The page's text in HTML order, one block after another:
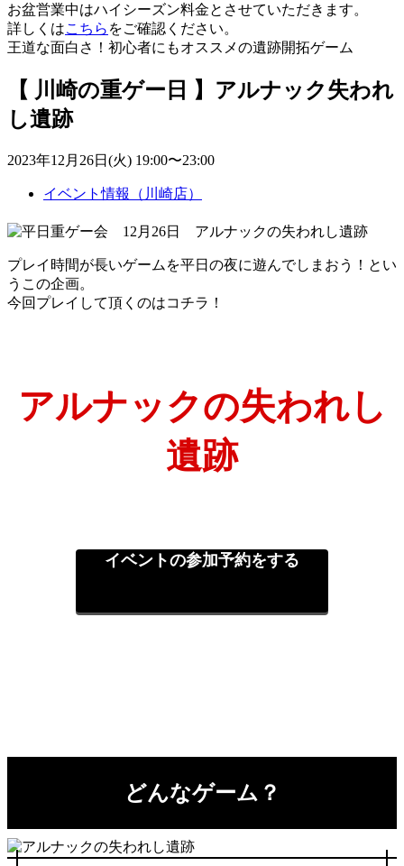
お盆営業中はハイシーズン料金とさせていただきます。
詳しくはこちら をご確認ください。
王道な面白さ！初心者にもオススメの遺跡開拓ゲーム
【 川崎の重ゲー日 】アルナック失われ
し遺跡
2023年12月26日(火) 19:00〜23:00
イベント情報（川崎店）
プレイ時間が長いゲームを平日の夜に遊んでしまおう！とい
うこの企画。
今回プレイして頂くのはコチラ！
アルナックの失われし
遺跡
イベントの参加予約をする
どんなゲーム？